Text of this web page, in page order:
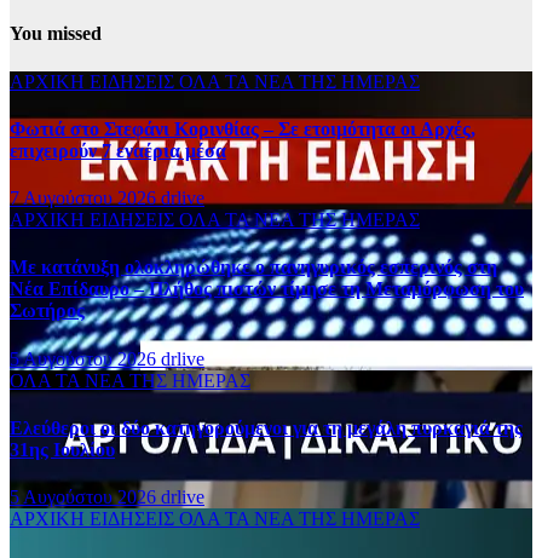
You missed
ΑΡΧΙΚΗ ΕΙΔΗΣΕΙΣ ΟΛΑ ΤΑ ΝΕΑ ΤΗΣ ΗΜΕΡΑΣ
Φωτιά στο Στεφάνι Κορινθίας – Σε ετοιμότητα οι Αρχές,
επιχειρούν 7 εναέρια μέσα
7 Αυγούστου 2026drlive
ΑΡΧΙΚΗ ΕΙΔΗΣΕΙΣ ΟΛΑ ΤΑ ΝΕΑ ΤΗΣ ΗΜΕΡΑΣ
Με κατάνυξη ολοκληρώθηκε ο πανηγυρικός εσπερινός στη
Νέα Επίδαυρο – Πλήθος πιστών τίμησε τη Μεταμόρφωση του
Σωτήρος
5 Αυγούστου 2026 drlive
ΟΛΑ ΤΑ ΝΕΑ ΤΗΣ ΗΜΕΡΑΣ
Ελεύθεροι οι δύο κατηγορούμενοι για τη μεγάλη πυρκαγιά της
31ης Ιουλίου
5 Αυγούστου 2026 drlive
ΑΡΧΙΚΗ ΕΙΔΗΣΕΙΣ ΟΛΑ ΤΑ ΝΕΑ ΤΗΣ ΗΜΕΡΑΣ